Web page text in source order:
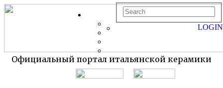
Официальный портал итальянской керамики
LOGIN